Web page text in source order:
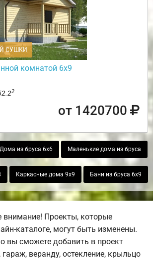
СУШКИ
комнатой 6х9
2
от 1420700
Дома из бруса 6х6 Маленькие дома из бруса
Каркасные дома 9х9 Бани из бруса 6х9
Проекты, которые
каталоге, могут быть изменены.
вы сможете добавить в проект
гараж, веранду, остекление, крыльцо